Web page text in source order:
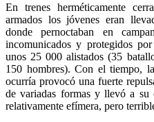
En trenes herméticamente
armados los jóvenes eran
donde pernoctaban en
incomunicados y protegidos
unos 25 000 alistados (35
150 hombres). Con el tiempo,
ocurría provocó una fuerte
de variadas formas y llevó a su
relativamente efímera, pero